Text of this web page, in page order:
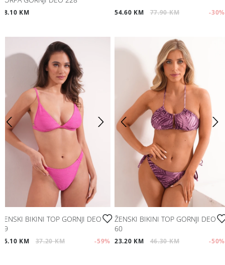
48.10 KM 54.60 KM 77.90 KM -30%
ŽENSKI BIKINI TOP GORNJI DEO
69
15.10 KM 37.20 KM -59%
ŽENSKI BIKINI TOP GORNJI DEO
60
23.20 KM 46.30 KM -50%